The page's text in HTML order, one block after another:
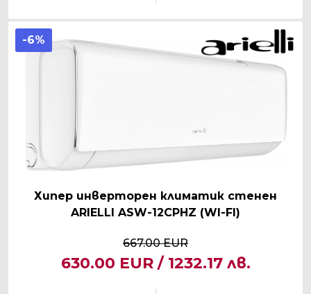
-6%
Хипер инверторен климатик стенен
ARIELLI ASW-12CPHZ (WI-FI)
667.00 EUR
630.00 EUR / 1232.17 лв.